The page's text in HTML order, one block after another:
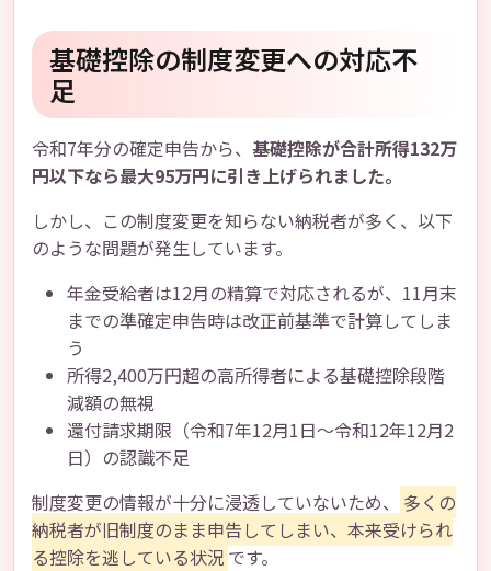
基礎控除の制度変更への対応不
足
令和7年分の確定申告から、 基礎控除が合計所得132万
円以下なら最大95万円に引き上げられました。
しかし、この制度変更を知らない納税者が多く、以下
のような問題が発生しています。
年金受給者は12月の精算で対応されるが、11月末
までの準確定申告時は改正前基準で計算してしま
う
所得2,400万円超の高所得者による基礎控除段階
減額の無視
還付請求期限（令和7年12月1日～令和12年12月2
日）の認識不足
制度変更の情報が十分に浸透していないため、
多くの
納税者が旧制度のまま申告してしまい、本来受けられ
る控除を逃している状況 です。